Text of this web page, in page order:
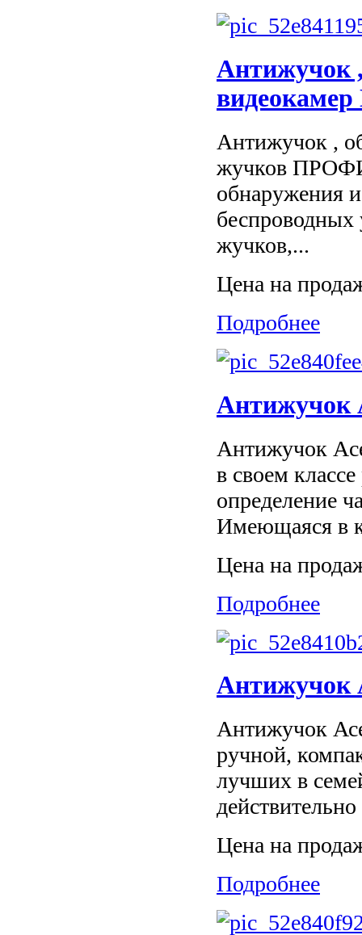
Антижучок
Антижучок ,
жучков
обнаружения
беспроводных
жучков,...
Цена на
Подробнее
Антижучок
Антижучок
в своем
определение
Имеющаяся в
Цена на
Подробнее
Антижучок
Антижучок
ручной,
лучших в
Цена на
Подробнее